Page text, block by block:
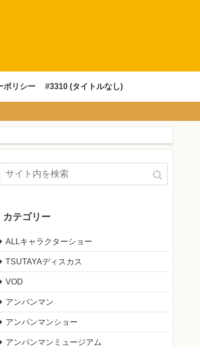
ポリシー #3310 (タイトルなし)
カテゴリー
ALLキャラクターショー
TSUTAYAディスカス
VOD
アンパンマン
アンパンマンショー
アンパンマンミュージアム